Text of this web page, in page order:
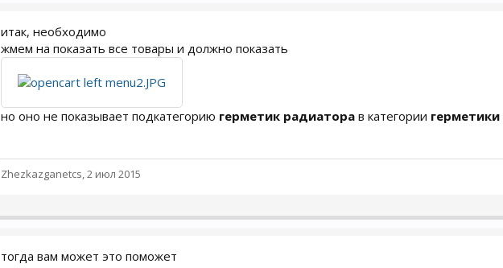
итак, необходимо
жмем на показать все товары и должно показать
но оно не показывает подкатегорию герметик радиатора в категории герметики
Zhezkazganetcs,2 июл 2015
тогда вам может это поможет